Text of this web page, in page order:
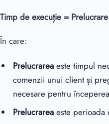
Timp de execuție =
În care:
Prelucrarea este timpul
comenzii unui client și
necesare pentru
Prelucrareaeste perioada